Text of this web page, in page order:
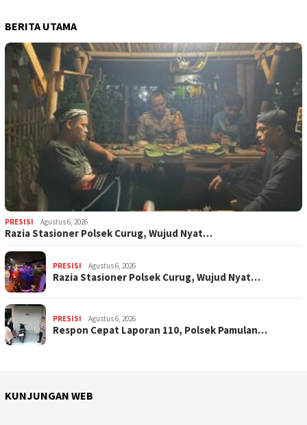
BERITA UTAMA
PRESISI Agustus 6, 2026
Razia Stasioner Polsek Curug, Wujud Nyat…
PRESISI Agustus 6, 2026
Razia Stasioner Polsek Curug, Wujud Nyat…
PRESISI Agustus 6, 2026
Respon Cepat Laporan 110, Polsek Pamulan…
KUNJUNGAN WEB